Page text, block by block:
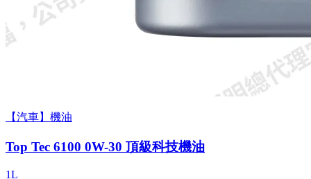
【汽車】機油
Top Tec 6100 0W-30 頂級科技機油
1L